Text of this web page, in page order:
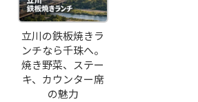
立川の鉄板焼きラ
ンチなら千珠へ。
焼き野菜、ステー
キ、カウンター席
の魅力